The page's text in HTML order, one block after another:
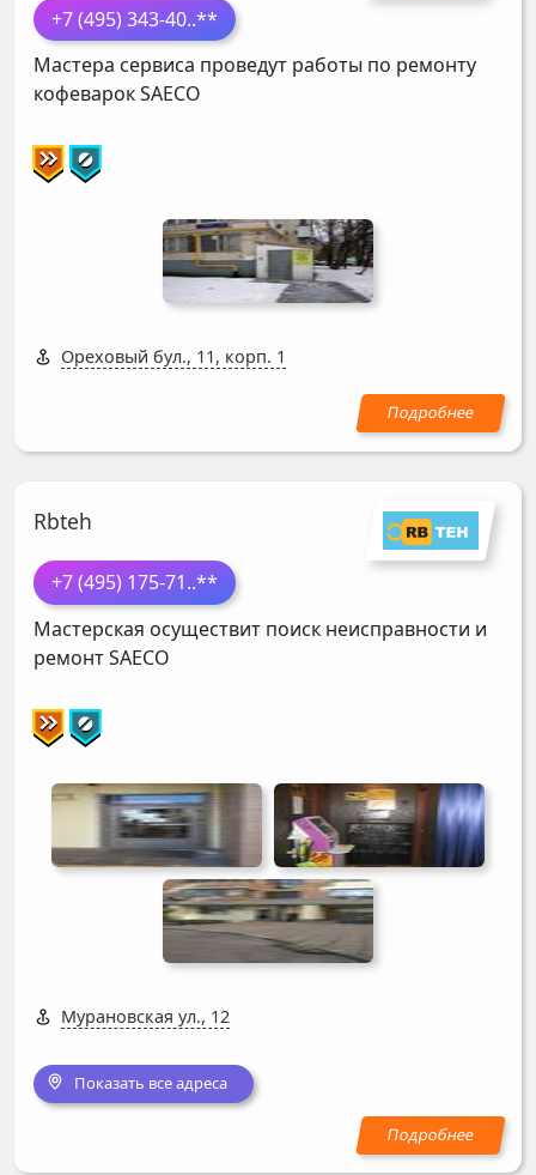
+7 (495) 343-40..**
Мастера сервиса проведут работы по ремонту
кофеварокSAECO
Ореховый бул., 11, корп. 1
Rbteh
+7 (495) 175-71..**
Мастерская осуществит поиск неисправности и
ремонтSAECO
Мурановская ул., 12
Показать все адреса